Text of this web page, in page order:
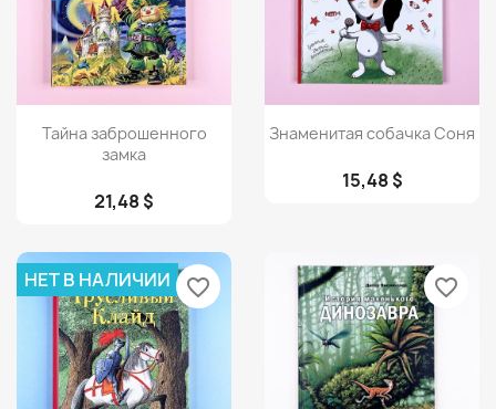
Просмотр
Тайна заброшенного
замка
21,48 $
Просмотр
Знаменитая собачка Соня
15,48 $
НЕТ В НАЛИЧИИ favorite_border favorite_border